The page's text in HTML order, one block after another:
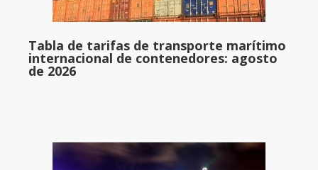
Tabla de tarifas de transporte marítimo
internacional de contenedores: agosto
de 2026